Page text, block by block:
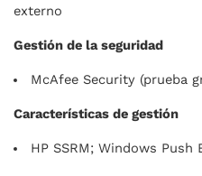
externo
Gestión de la seguridad
McAfee Security (prueba
Características de gestión
HP SSRM; Windows Push